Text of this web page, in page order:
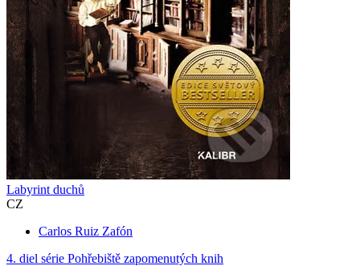
Labyrint duchů
CZ
Carlos Ruiz Zafón
4. diel série Pohřebiště zapomenutých knih